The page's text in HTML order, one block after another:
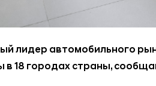
лидер автомобильного
в 18 городах страны,